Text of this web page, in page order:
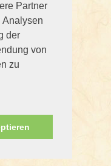
Partner
Analysen
der
von
zu